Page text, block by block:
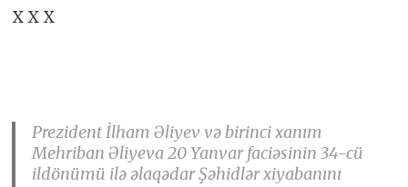
X X X
Prezident İlham Əliyev və birinci xanım
Mehriban Əliyeva 20 Yanvar faciəsinin 34-cü
ildönümü ilə əlaqədar Şəhidlər xiyabanını